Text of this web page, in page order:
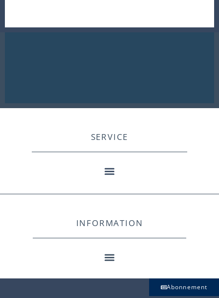
SERVICE
INFORMATION
Abonnement